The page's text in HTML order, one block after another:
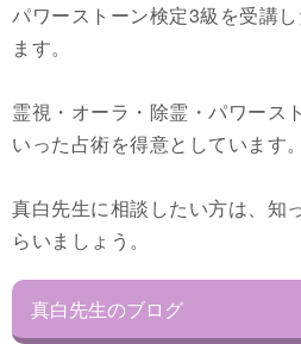
パワーストーン検定3級を受講
ます。
霊視・オーラ・除霊・パワース
いった占術を得意としています。
真白先生に相談したい方は、知
らいましょう。
真白先生のブログ